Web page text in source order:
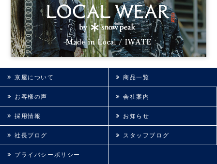
京屋について 商品一覧
お客様の声 会社案内
採用情報 お知らせ
社長ブログ スタッフブログ
プライバシーポリシー